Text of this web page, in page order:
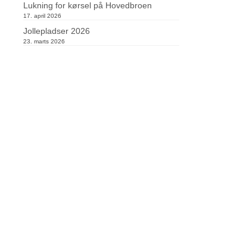
Lukning for kørsel på Hovedbroen
17. april 2026
Jollepladser 2026
23. marts 2026